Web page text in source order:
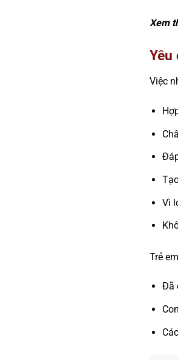
Xem
Yêu
Việc
Vì
Trẻ
Đã